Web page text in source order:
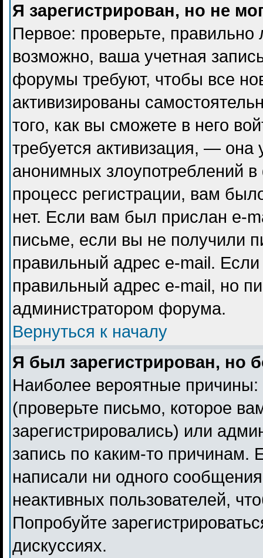
Я зарегистрирован, но не
Первое: проверьте,
возможно, ваша учетная
форумы требуют, чтобы все
активизированы
того, как вы сможете в него
требуется активизация, —
анонимных злоупотреблений
процесс регистрации, вам
нет. Если вам был прислан e-
письме, если вы не получили
правильный адрес e-mail.
правильный адрес e-mail, но
администратором форума.
Вернуться к началу
Я был зарегистрирован, но
Наиболее вероятные
(проверьте письмо, которое
зарегистрировались) или
запись по каким-то причинам.
написали ни одного
неактивных пользователей,
Попробуйте
дискуссиях.